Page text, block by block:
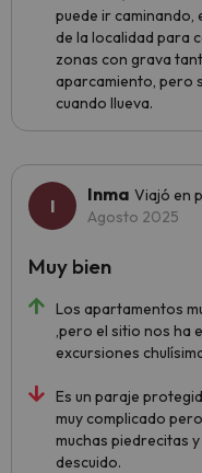
puede ir
de la localidad para
zonas con grava
aparcamiento, pero
cuando llueva.
Inma Viajó en
Agosto 2025
Los apartamentos
,pero el sitio nos ha
excursiones
Es un paraje
muy complicado
muchas piedrecitas
descuido.
Muy bien